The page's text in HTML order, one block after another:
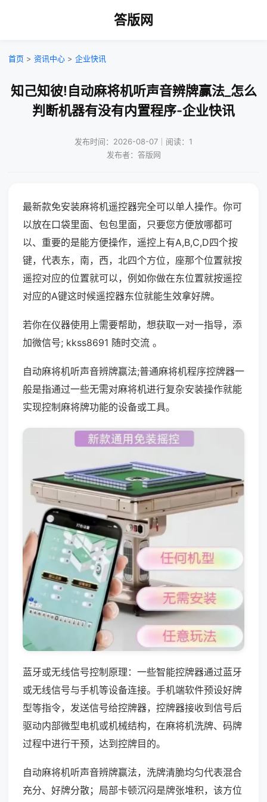
答版网
首页 > 资讯中心 > 企业快讯
知己知彼!自动麻将机听声音辨牌赢法_怎么
判断机器有没有内置程序-企业快讯
发布时间：2026-08-07｜阅读：1
发布者：答版网
最新款免安装麻将机遥控器完全可以单人操作。你可
以放在口袋里面、包包里面，只要您方便放哪都可
以、重要的是能方便操作，遥控上有A,B,C,D四个按
键，代表东，南，西，北四个方位，座那个位置就按
遥控对应的位置就可以，例如你做在东位置就按遥控
对应的A键这时候遥控器东位就能生效拿好牌。
若你在仪器使用上需要帮助，想获取一对一指导，添
加微信号; kkss8691 随时交流 。
自动麻将机听声音辨牌赢法;普通麻将机程序控牌器一
般是指通过一些无需对麻将机进行复杂安装操作就能
实现控制麻将牌功能的设备或工具。
蓝牙或无线信号控制原理：一些智能控牌器通过蓝牙
或无线信号与手机等设备连接。手机端软件预设好牌
型等指令，发送信号给控牌器，控牌器接收到信号后
驱动内部微型电机或机械结构，在麻将机洗牌、码牌
过程中进行干预，达到控牌目的。
自动麻将机听声音辨牌赢法，洗牌清脆均匀代表混合
充分、好牌分散；局部卡顿沉闷是牌张堆积，该方位